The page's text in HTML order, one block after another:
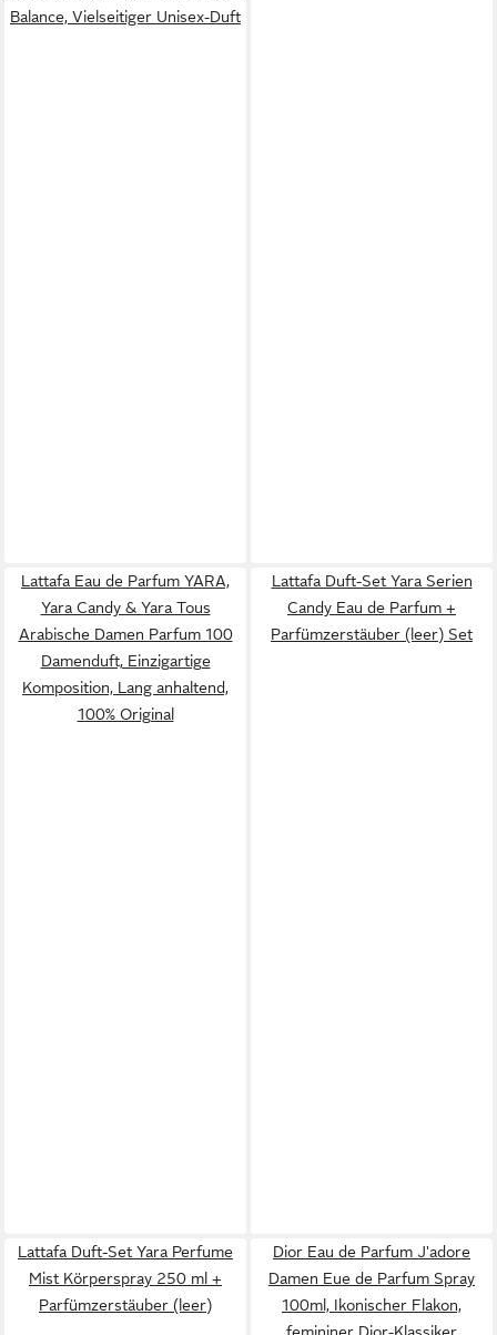
Balance, Vielseitiger Unisex-Duft
Lattafa Eau de Parfum YARA,
Yara Candy & Yara Tous
Arabische Damen Parfum 100
Damenduft, Einzigartige
Komposition, Lang anhaltend,
100% Original
Lattafa Duft-Set Yara Serien
Candy Eau de Parfum +
Parfümzerstäuber (leer) Set
Lattafa Duft-Set Yara Perfume
Mist Körperspray 250 ml +
Parfümzerstäuber (leer)
Dior Eau de Parfum J'adore
Damen Eue de Parfum Spray
100ml, Ikonischer Flakon,
femininer Dior-Klassiker